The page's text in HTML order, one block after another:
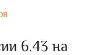
6.43 на